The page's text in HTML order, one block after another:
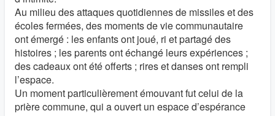
Au milieu des attaques quotidiennes de missiles et des
écoles fermées, des moments de vie communautaire
ont émergé : les enfants ont joué, ri et partagé des
histoires ; les parents ont échangé leurs expériences ;
des cadeaux ont été offerts ; rires et danses ont rempli
l’espace.
Un moment particulièrement émouvant fut celui de la
prière commune, qui a ouvert un espace d’espérance